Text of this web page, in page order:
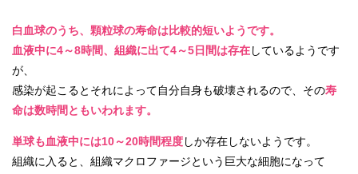
白血球のうち、顆粒球の寿命は比較的短いようです。
血液中に4～8時間、組織に出て4～5日間は存在しているようです
が、
感染が起こるとそれによって自分自身も破壊されるので、その寿
命は数時間ともいわれます。
単球も血液中には10～20時間程度しか存在しないようです。
組織に入ると、組織マクロファージという巨大な細胞になって